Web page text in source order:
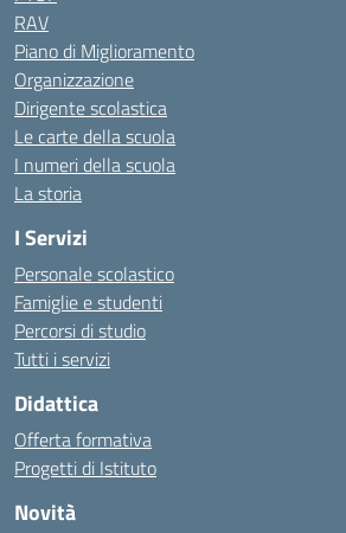
RAV
Piano di Miglioramento
Organizzazione
Dirigente scolastica
Le carte della scuola
I numeri della scuola
La storia
I Servizi
Personale scolastico
Famiglie e studenti
Percorsi di studio
Tutti i servizi
Didattica
Offerta formativa
Progetti di Istituto
Novità